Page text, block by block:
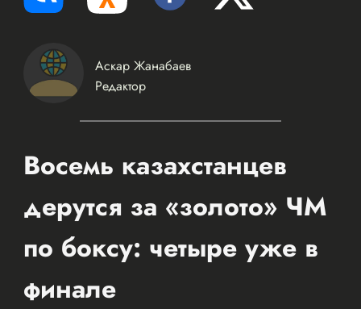
Аскар Жанабаев
Редактор
Восемь казахстанцев
дерутся за «золото» ЧМ
по боксу: четыре уже в
финале